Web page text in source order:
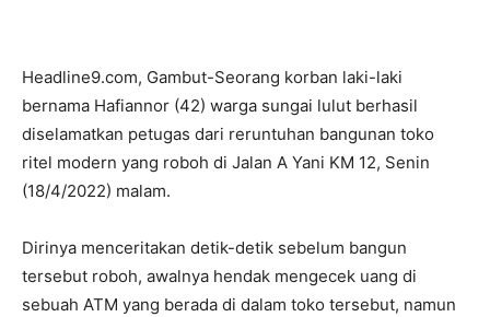
Headline9.com, Gambut-Seorang korban laki-laki
bernama Hafiannor (42) warga sungai lulut berhasil
diselamatkan petugas dari reruntuhan bangunan toko
ritel modern yang roboh di Jalan A Yani KM 12, Senin
(18/4/2022) malam.
Dirinya menceritakan detik-detik sebelum bangun
tersebut roboh, awalnya hendak mengecek uang di
sebuah ATM yang berada di dalam toko tersebut, namun